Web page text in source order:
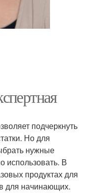
подчеркнуть
Но для
нужные
использовать. В
продуктах для
для начинающих.